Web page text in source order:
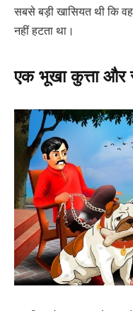
सबसे बड़ी खासियत थी कि
नहीं हटता था।
एक भूखा कुत्ता और